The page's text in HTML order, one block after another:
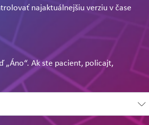
najaktuálnejšiu verziu v čase
„Áno“. Ak ste pacient, policajt,